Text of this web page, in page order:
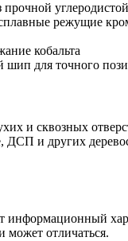
режущие
кобальта
для точного
и сквозных
ДСП и других
информационный
может отличаться.